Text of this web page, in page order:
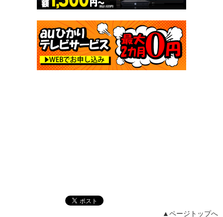
▲ページトップへ